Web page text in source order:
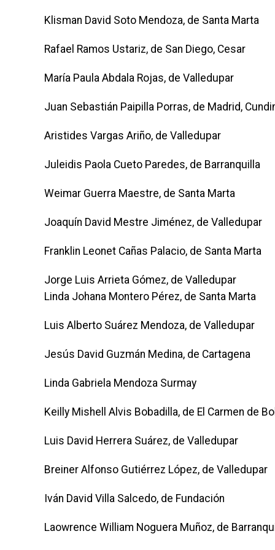
Klisman David Soto Mendoza, de Santa Marta
Rafael Ramos Ustariz, de San Diego, Cesar
María Paula Abdala Rojas, de Valledupar
Juan Sebastián Paipilla Porras, de Madrid,
Aristides Vargas Ariño, de Valledupar
Juleidis Paola Cueto Paredes, de Barranquilla
Weimar Guerra Maestre, de Santa Marta
Joaquín David Mestre Jiménez, de Valledupar
Franklin Leonet Cañas Palacio, de Santa Marta
Jorge Luis Arrieta Gómez, de Valledupar
Linda Johana Montero Pérez, de Santa Marta
Luis Alberto Suárez Mendoza, de Valledupar
Jesús David Guzmán Medina, de Cartagena
Linda Gabriela Mendoza Surmay
Keilly Mishell Alvis Bobadilla, de El Carmen de
Luis David Herrera Suárez, de Valledupar
Breiner Alfonso Gutiérrez López, de Valledupar
Iván David Villa Salcedo, de Fundación
Laowrence William Noguera Muñoz, de